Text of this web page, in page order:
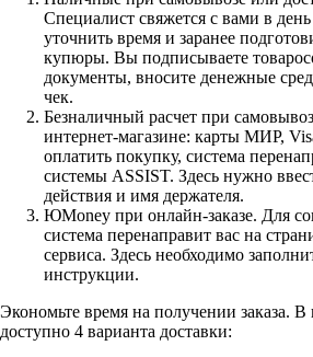
Специалист свяжется с вами в
уточнить время и заранее
купюры. Вы подписываете
документы, вносите денежные
чек.
Безналичный расчет при
интернет-магазине: карты МИР,
оплатить покупку, система
системы ASSIST. Здесь нужно
действия и имя держателя.
ЮMoney при онлайн-заказе. Для
система перенаправит вас на
сервиса. Здесь необходимо
инструкции.
Экономьте время на получении заказа. В
доступно 4 варианта доставки: